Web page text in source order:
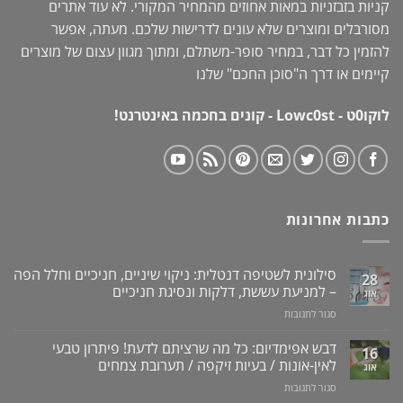
קניות בזבזניות במאות אחוזים מהמחיר המקורי. לא עוד אתרים
מסורבלים ומוצרים שלא עונים לדרישות שלכם. מעתה, אפשר
להזמין כל דבר, במחיר סופר-משתלם, ומתוך מגוון עצום של מוצרים
קיימים או דרך ה"סוכן החכם" שלנו
לוקו0ט - Lowc0st - קונים בחכמה באינטרנט!
כתבות אחרונות
28
אוג
סילונית לשטיפה דנטלית: ניקוי שיניים, חניכיים וחלל הפה
– למניעת עששת, דלקות ונסיגת חניכיים
סגור לתגובות
לשטיפה
דנטלית:
ניקוי
שיניים,
16
אוג
דבש אפימדיום: כל מה שרציתם לדעת! פיתרון טבעי
לאין-אונות / בעיות זיקפה / תערובת צמחים
סגור לתגובות